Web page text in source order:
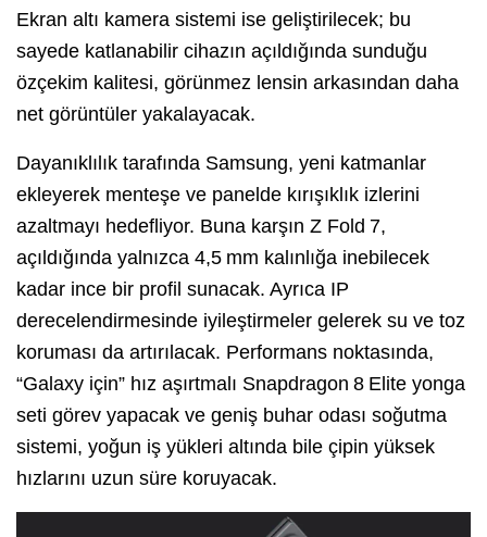
Ekran altı kamera sistemi ise geliştirilecek; bu
sayede katlanabilir cihazın açıldığında sunduğu
özçekim kalitesi, görünmez lensin arkasından daha
net görüntüler yakalayacak.
Dayanıklılık tarafında Samsung, yeni katmanlar
ekleyerek menteşe ve panelde kırışıklık izlerini
azaltmayı hedefliyor. Buna karşın Z Fold 7,
açıldığında yalnızca 4,5 mm kalınlığa inebilecek
kadar ince bir profil sunacak. Ayrıca IP
derecelendirmesinde iyileştirmeler gelerek su ve toz
koruması da artırılacak. Performans noktasında,
“Galaxy için” hız aşırtmalı Snapdragon 8 Elite yonga
seti görev yapacak ve geniş buhar odası soğutma
sistemi, yoğun iş yükleri altında bile çipin yüksek
hızlarını uzun süre koruyacak.